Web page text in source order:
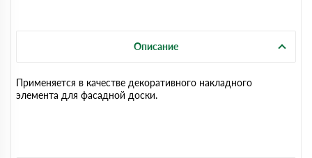
Описание
Применяется в качестве декоративного накладного
элемента для фасадной доски.